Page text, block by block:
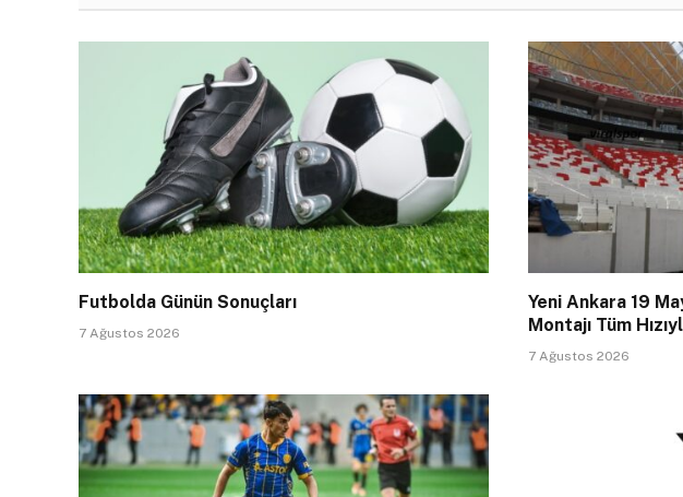
Futbolda Günün Sonuçları
7 Ağustos 2026
Yeni Ankara 19
Montajı Tüm
7 Ağustos 2026